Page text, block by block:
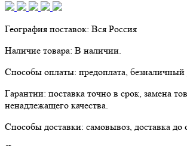
География поставок: Вся Россия
Наличие товара: В наличии.
Способы оплаты: предоплата, безналичный
Гарантии: поставка точно в срок, замена
ненадлежащего качества.
Способы доставки: самовывоз, доставка до